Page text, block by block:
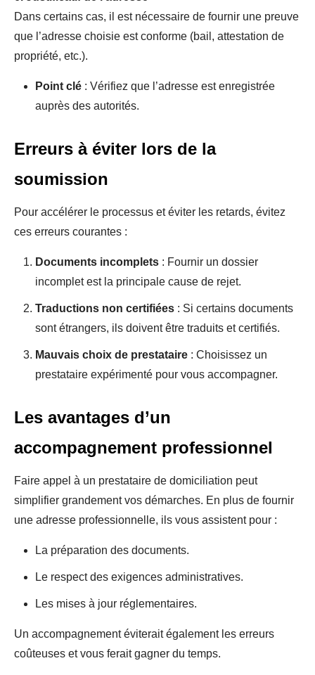
Dans certains cas, il est nécessaire de fournir une preuve
que l’adresse choisie est conforme (bail, attestation de
propriété, etc.).
Point clé : Vérifiez que l’adresse est enregistrée
auprès des autorités.
Erreurs à éviter lors de la
soumission
Pour accélérer le processus et éviter les retards, évitez
ces erreurs courantes :
Documents incomplets : Fournir un dossier
incomplet est la principale cause de rejet.
Traductions non certifiées : Si certains documents
sont étrangers, ils doivent être traduits et certifiés.
Mauvais choix de prestataire : Choisissez un
prestataire expérimenté pour vous accompagner.
Les avantages d’un
accompagnement professionnel
Faire appel à un prestataire de domiciliation peut
simplifier grandement vos démarches. En plus de fournir
une adresse professionnelle, ils vous assistent pour :
La préparation des documents.
Le respect des exigences administratives.
Les mises à jour réglementaires.
Un accompagnement éviterait également les erreurs
coûteuses et vous ferait gagner du temps.